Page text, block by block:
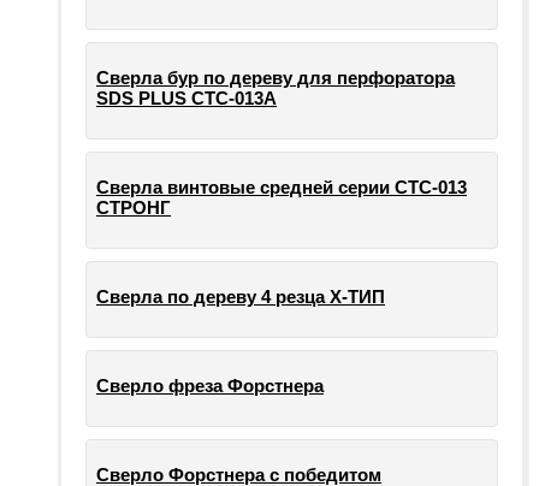
Cверла бур по дереву для перфоратора
SDS PLUS СТС-013А
Сверла винтовые средней серии СТС-013
СТРОНГ
Сверла по дереву 4 резца Х-ТИП
Сверло фреза Форстнера
Сверло Форстнера с победитом